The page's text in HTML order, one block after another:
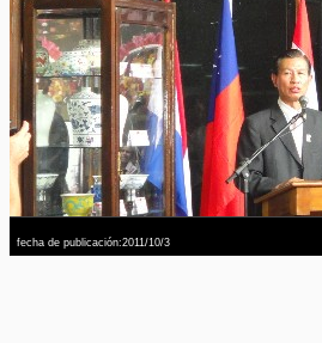
fecha de publicación:2011/10/3